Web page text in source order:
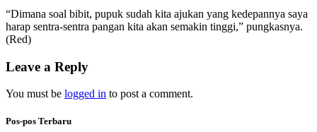
“Dimana soal bibit, pupuk sudah kita ajukan yang kedepannya saya
harap sentra-sentra pangan kita akan semakin tinggi,” pungkasnya.
(Red)
Leave a Reply
You must be logged in to post a comment.
Pos-pos Terbaru